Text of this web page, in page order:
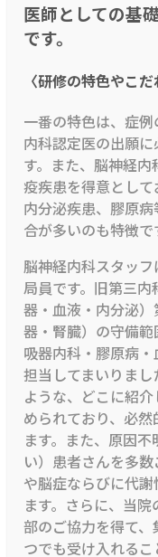
医師としての基
です。
〈研修の特色やこだ
一番の特色は、症
内科認定医の出願
す。また、脳神経
疫疾患を得意として
内分泌疾患、膠原
合が多いのも特徴で
脳神経内科スタッ
局員です。旧第三
器・血液・内分泌
器・腎臓）の守備
吸器内科・膠原病
担当してまいりま
ような、どこに紹
められており、必
ます。また、原因
い）患者さんを多
や脳症ならびに代
ます。さらに、当
部のご協力を得て
つでも受け入れる